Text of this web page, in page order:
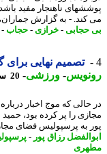
ناهنجار مفید باشد،
- به گزارش جماران،
-خرازی - حجاب-حجت
تصمیم نهایی برای
-ورزشی-20 ساعت پیش - شنبه 17 مرداد 1405، 01:13
که موج اخبار درباره
را پر کرده بود، حمید در
به پرسپولیس فضای مجازی
رزاق پور-پرسپولیس